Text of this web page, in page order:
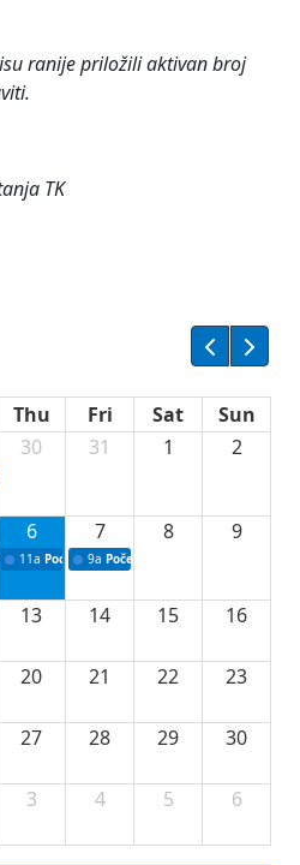
ranije priložili aktivan broj
TK
Thu Fri Sat
Sun
ugovora sa neprofitnim
30 31 1 2
ugovora o stipendijama za
6
11a Podrška razvoju vodne infrastrukture u
7
9a Početak izgradnje nove
8 9
13 14 15 16
20 21 22 23
27 28 29 30
3 4 5 6